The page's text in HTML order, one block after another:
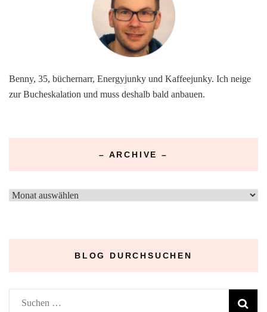
Benny, 35, büchernarr, Energyjunky und Kaffeejunky. Ich neige
zur Bucheskalation und muss deshalb bald anbauen.
– ARCHIVE –
–
BLOG DURCHSUCHEN
Suchen